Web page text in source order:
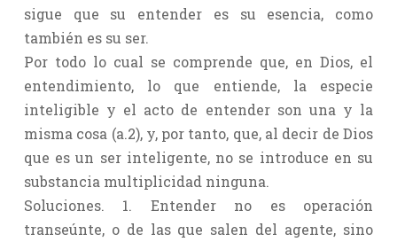
sigue que su entender es su esencia, como
también es su ser.
Por todo lo cual se comprende que, en Dios, el
entendimiento, lo que entiende, la especie
inteligible y el acto de entender son una y la
misma cosa (a.2), y, por tanto, que, al decir de Dios
que es un ser inteligente, no se introduce en su
substancia multiplicidad ninguna.
Soluciones. 1. Entender no es operación
transeúnte, o de las que salen del agente, sino